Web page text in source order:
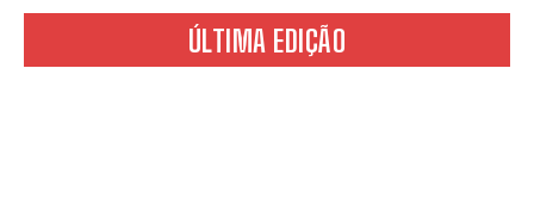
ÚLTIMA EDIÇÃO